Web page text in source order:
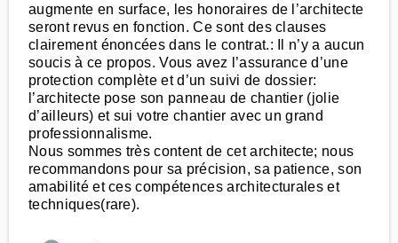
augmente en surface, les honoraires de l’architecte
seront revus en fonction. Ce sont des clauses
clairement énoncées dans le contrat.: Il n’y a aucun
soucis à ce propos. Vous avez l’assurance d’une
protection complète et d’un suivi de dossier:
l’architecte pose son panneau de chantier (jolie
d’ailleurs) et sui votre chantier avec un grand
professionnalisme.
Nous sommes très content de cet architecte; nous
recommandons pour sa précision, sa patience, son
amabilité et ces compétences architecturales et
techniques(rare).